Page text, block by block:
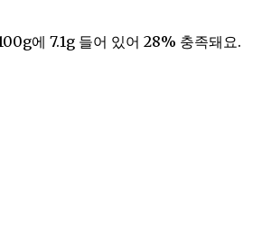
에 7.1g 들어 있어 28% 충족돼요.